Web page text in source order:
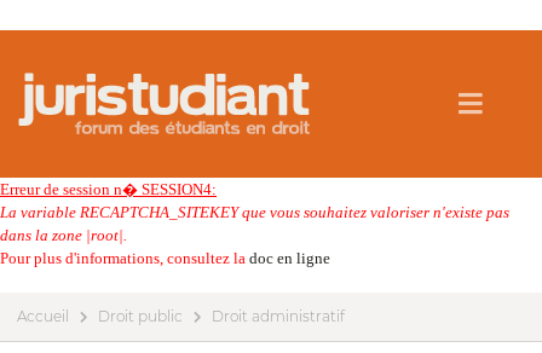
Erreur de session n� SESSION4:
La variable RECAPTCHA_SITEKEY que vous souhaitez valoriser n'existe pas
dans la zone |root|.
Pour plus d'informations, consultez la doc en ligne
Accueil Droit public Droit administratif